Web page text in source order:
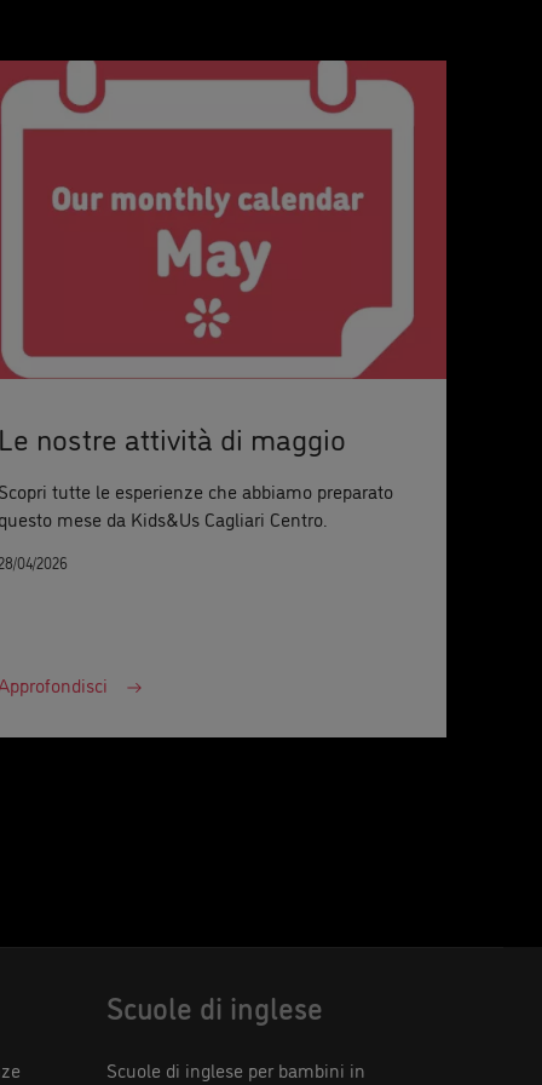
Le nostre attività di maggio
Scopri tutte le esperienze che abbiamo preparato
questo mese da Kids&Us Cagliari Centro.
04/2026
Scuole di inglese
Scuole di inglese per bambini in